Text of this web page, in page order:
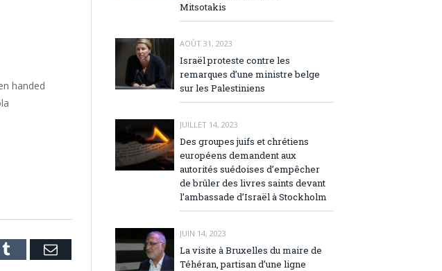
handed
Tumblr Email
Mitsotakis
AOÛT 31, 2023
Israël proteste contre les
remarques d’une ministre belge
sur les Palestiniens
JUILLET 14, 2023
Des groupes juifs et chrétiens
européens demandent aux
autorités suédoises d’empêcher
de brûler des livres saints devant
l’ambassade d’Israël à Stockholm
JUIN 14, 2023
La visite à Bruxelles du maire de
Téhéran, partisan d’une ligne